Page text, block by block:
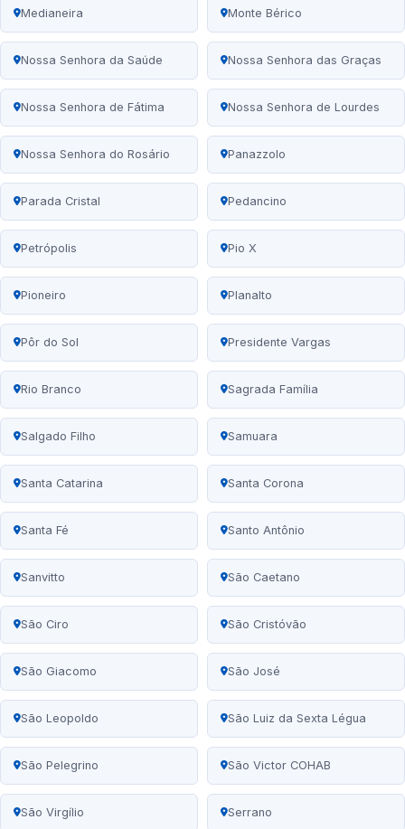
Medianeira Monte Bérico
Nossa Senhora da Saúde Nossa Senhora das Graças
Nossa Senhora de Fátima Nossa Senhora de Lourdes
Nossa Senhora do Rosário Panazzolo
Parada Cristal Pedancino
Petrópolis Pio X
Pioneiro Planalto
Pôr do Sol Presidente Vargas
Rio Branco Sagrada Família
Salgado Filho Samuara
Santa Catarina Santa Corona
Santa Fé Santo Antônio
Sanvitto São Caetano
São Ciro São Cristóvão
São Giacomo São José
São Leopoldo São Luiz da Sexta Légua
São Pelegrino São Victor COHAB
São Virgílio Serrano